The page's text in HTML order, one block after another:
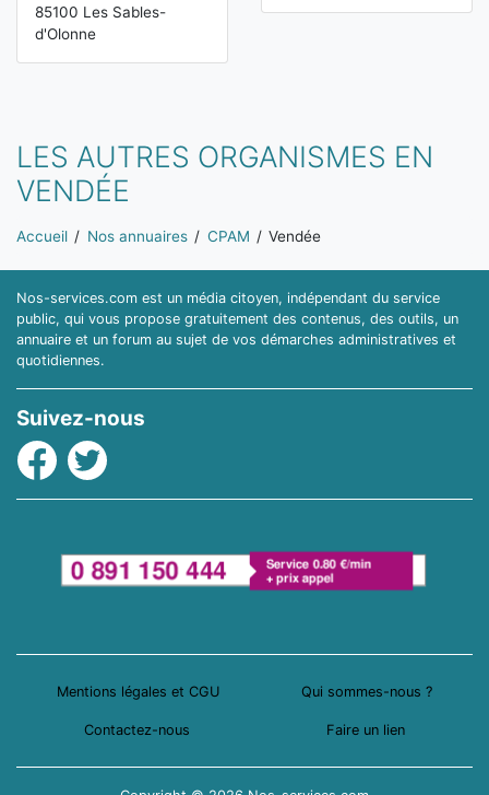
85100 Les Sables-
d'Olonne
LES AUTRES ORGANISMES EN
VENDÉE
Vous êtes ici:
Accueil Nos annuaires CPAM Vendée
Nos-services.com est un média citoyen, indépendant du service
public, qui vous propose gratuitement des contenus, des outils, un
annuaire et un forum au sujet de vos démarches administratives et
quotidiennes.
Suivez-nous
Facebook
Twitter
Mentions légales et CGU Qui sommes-nous ?
Contactez-nous Faire un lien